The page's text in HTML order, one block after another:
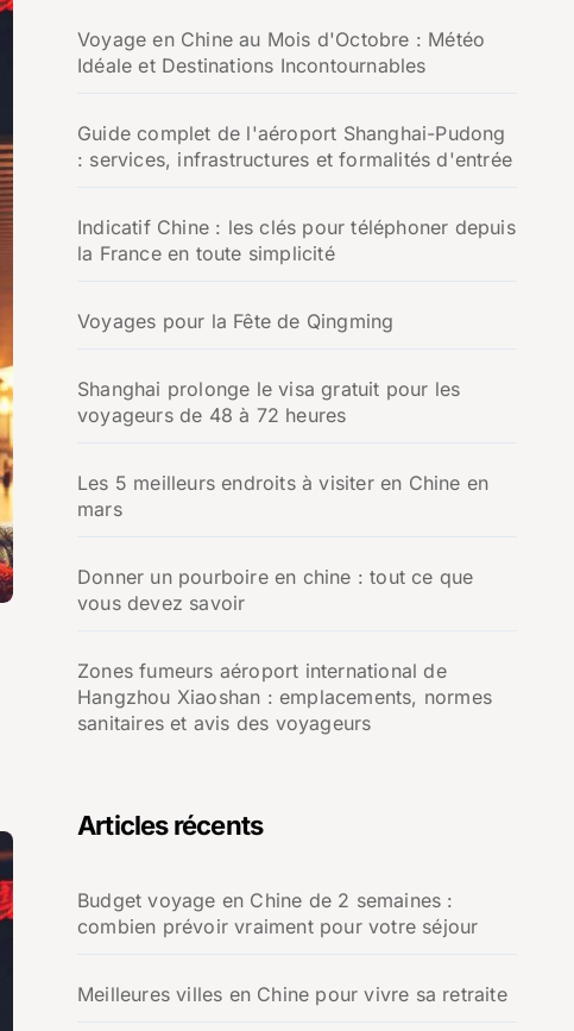
Voyage en Chine au Mois d'Octobre : Météo
Idéale et Destinations Incontournables
Guide complet de l'aéroport Shanghai-Pudong
: services, infrastructures et formalités d'entrée
Indicatif Chine : les clés pour téléphoner depuis
la France en toute simplicité
Voyages pour la Fête de Qingming
Shanghai prolonge le visa gratuit pour les
voyageurs de 48 à 72 heures
Les 5 meilleurs endroits à visiter en Chine en
mars
Donner un pourboire en chine : tout ce que
vous devez savoir
Zones fumeurs aéroport international de
Hangzhou Xiaoshan : emplacements, normes
sanitaires et avis des voyageurs
Articles récents
Budget voyage en Chine de 2 semaines :
combien prévoir vraiment pour votre séjour
Meilleures villes en Chine pour vivre sa retraite